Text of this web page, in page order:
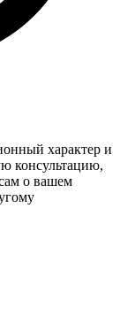
характер и
консультацию,
о вашем